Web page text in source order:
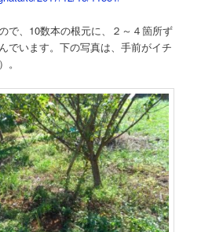
で、10数本の根元に、２～４箇所ず
でいます。下の写真は、手前がイチ